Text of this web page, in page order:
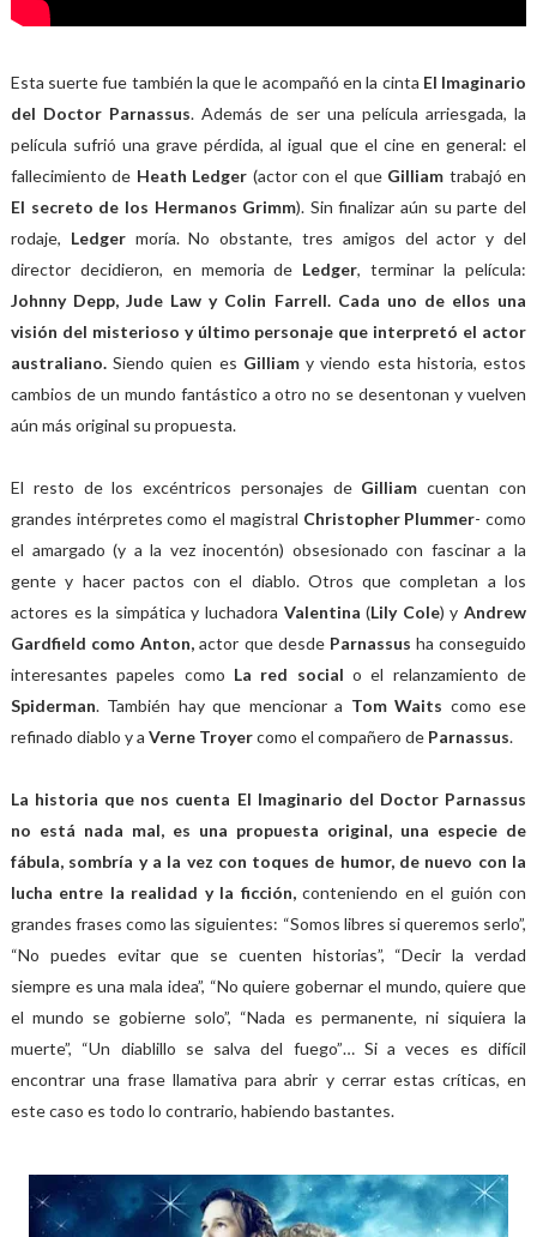
Esta suerte fue también la que le acompañó en la cinta El Imaginario
del Doctor Parnassus. Además de ser una película arriesgada, la
película sufrió una grave pérdida, al igual que el cine en general: el
fallecimiento de Heath Ledger (actor con el que Gilliam trabajó en
El secreto de los Hermanos Grimm). Sin finalizar aún su parte del
rodaje, Ledger moría. No obstante, tres amigos del actor y del
director decidieron, en memoria de Ledger, terminar la película:
Johnny Depp, Jude Law y Colin Farrell. Cada uno de ellos una
visión del misterioso y último personaje que interpretó el actor
australiano.Siendo quien es Gilliamy viendo esta historia, estos
cambios de un mundo fantástico a otro no se desentonan y vuelven
aún más original su propuesta.
El resto de los excéntricos personajes de Gilliam cuentan con
grandes intérpretes como el magistral Christopher Plummer- como
el amargado (y a la vez inocentón) obsesionado con fascinar a la
gente y hacer pactos con el diablo. Otros que completan a los
actores es la simpática y luchadora Valentina(Lily Cole) yAndrew
Gardfield como Anton, actor que desde Parnassus ha conseguido
interesantes papeles como La red social o el relanzamiento de
Spiderman. También hay que mencionar a Tom Waits como ese
refinado diablo y a Verne Troyercomo el compañero de Parnassus.
La historia que nos cuenta El Imaginario del Doctor Parnassus
no está nada mal, es una propuesta original, una especie de
fábula, sombría y a la vez con toques de humor, de nuevo con la
lucha entre la realidad y la ficción,conteniendo en el guión con
grandes frases como las siguientes: “Somos libres si queremos serlo”,
“No puedes evitar que se cuenten historias”, “Decir la verdad
siempre es una mala idea”, “No quiere gobernar el mundo, quiere que
el mundo se gobierne solo”, “Nada es permanente, ni siquiera la
muerte”, “Un diablillo se salva del fuego”… Si a veces es difícil
encontrar una frase llamativa para abrir y cerrar estas críticas, en
este caso es todo lo contrario, habiendo bastantes.